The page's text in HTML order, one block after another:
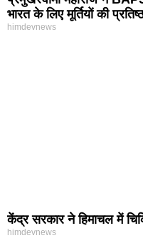
भारत के लिए मूर्तियों की
himdevnews
केंद्र सरकार ने हिमाचल में
himdevnews